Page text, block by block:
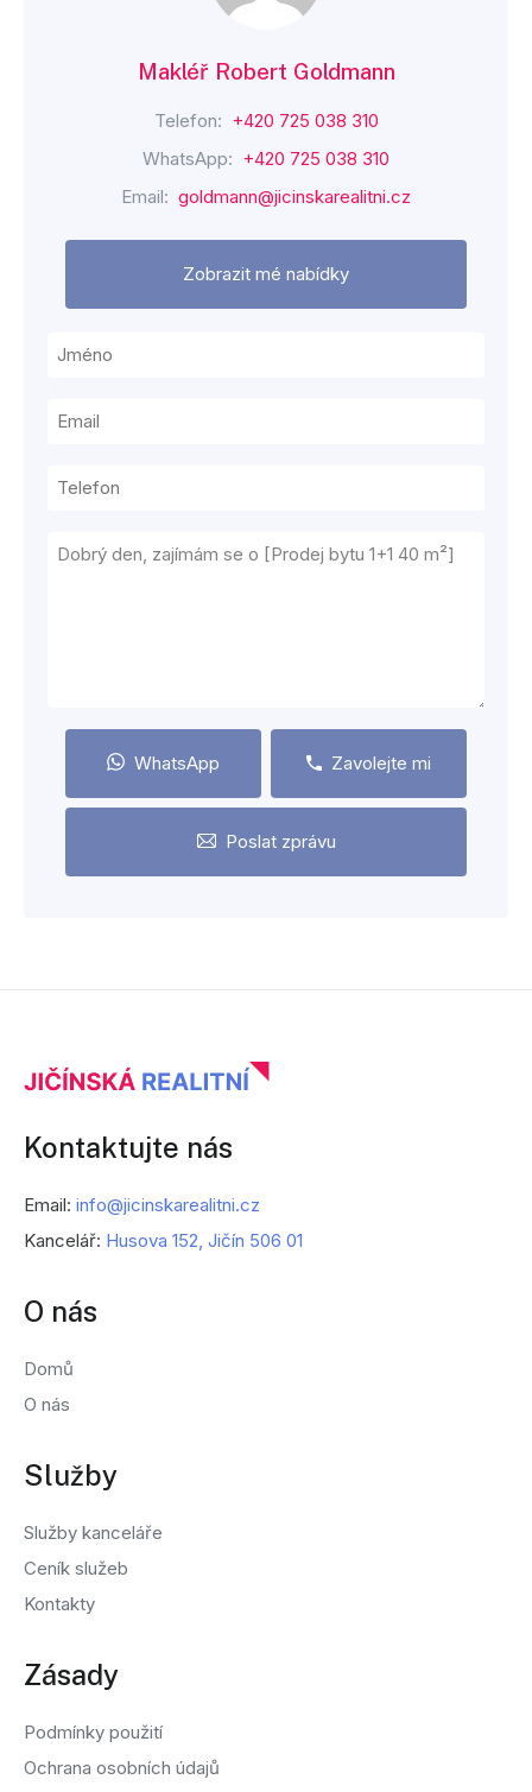
Makléř Robert Goldmann
Telefon: +420 725 038 310
WhatsApp: +420 725 038 310
Email: goldmann@jicinskarealitni.cz
Zobrazit mé nabídky
WhatsApp Zavolejte mi
Poslat zprávu
Kontaktujte nás
Email: info@jicinskarealitni.cz
Kancelář: Husova 152, Jičín 506 01
O nás
Domů
O nás
Služby
Služby kanceláře
Ceník služeb
Kontakty
Zásady
Podmínky použití
Ochrana osobních údajů